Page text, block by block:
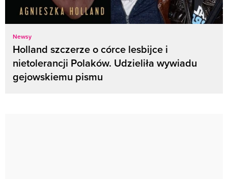
Newsy
Holland szczerze o córce lesbijce i
nietolerancji Polaków. Udzieliła wywiadu
gejowskiemu pismu